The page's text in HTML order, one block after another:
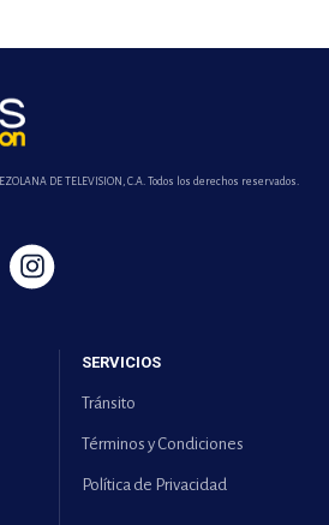
DE TELEVISION, C.A. Todos los derechos reservados.
SERVICIOS
Tránsito
Términos y Condiciones
Política de Privacidad